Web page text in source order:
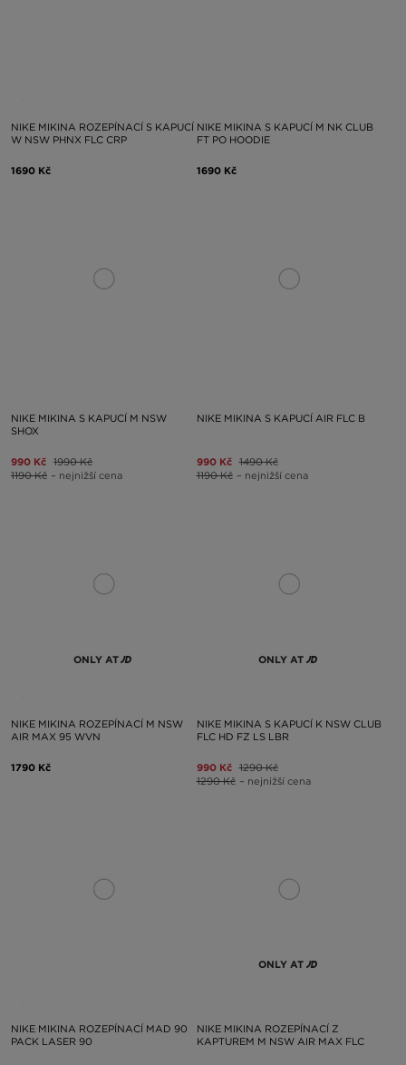
NIKE MIKINA ROZEPÍNACÍ S KAPUCÍ
W NSW PHNX FLC CRP
1690 Kč
NIKE MIKINA S KAPUCÍ M NK CLUB
FT PO HOODIE
1690 Kč
NIKE MIKINA S KAPUCÍ M NSW
SHOX
990 Kč 1990 Kč
1190 Kč – nejnižší cena
NIKE MIKINA S KAPUCÍ AIR FLC B
990 Kč 1490 Kč
1190 Kč – nejnižší cena
ONLY AT
NIKE MIKINA ROZEPÍNACÍ M NSW
AIR MAX 95 WVN
1790 Kč
ONLY AT
NIKE MIKINA S KAPUCÍ K NSW CLUB
FLC HD FZ LS LBR
990 Kč 1290 Kč
1290 Kč – nejnižší cena
NIKE MIKINA ROZEPÍNACÍ MAD 90
PACK LASER 90
ONLY AT
NIKE MIKINA ROZEPÍNACÍ Z
KAPTUREM M NSW AIR MAX FLC